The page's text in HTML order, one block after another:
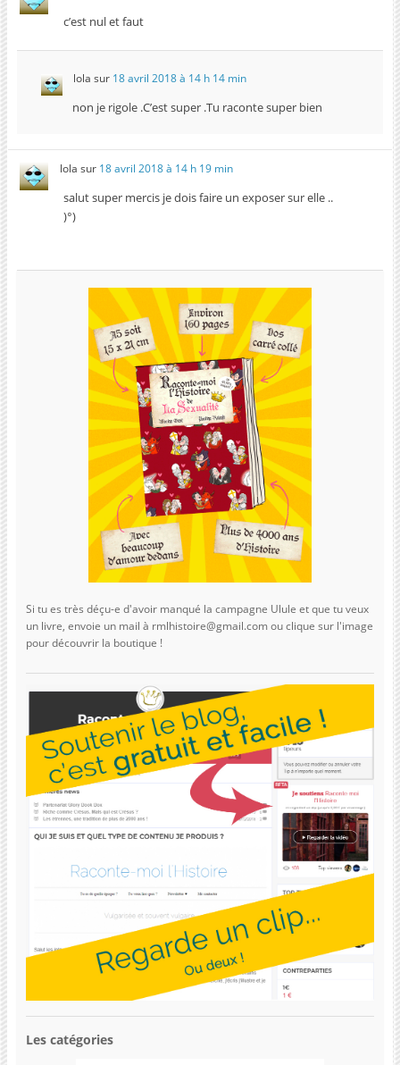
c’est nul et faut
lola sur 18 avril 2018 à 14 h 14 min
non je rigole .C’est super .Tu raconte super bien
lola sur 18 avril 2018 à 14 h 19 min
salut super mercis je dois faire un exposer sur elle ..
)°)
Si tu es très déçu-e d'avoir manqué la campagne Ulule et que tu veux
un livre, envoie un mail à rmlhistoire@gmail.com ou clique sur l'image
pour découvrir la boutique !
Les catégories